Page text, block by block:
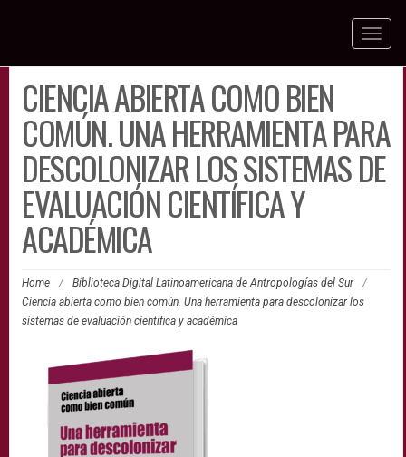
Toggle
CIENCIA ABIERTA COMO BIEN
COMÚN. UNA HERRAMIENTA PARA
DESCOLONIZAR LOS SISTEMAS DE
EVALUACIÓN CIENTÍFICA Y
ACADÉMICA
Home / Biblioteca Digital Latinoamericana de Antropologías del Sur
/
Ciencia abierta como bien común. Una herramienta para descolonizar los
sistemas de evaluación científica y académica